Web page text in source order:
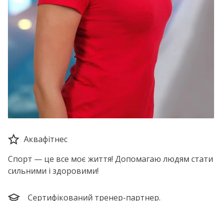
Аквафітнес
Спорт — це все моє життя! Допомагаю людям стати
сильними і здоровими!
Сертифікований тренер-партнер.